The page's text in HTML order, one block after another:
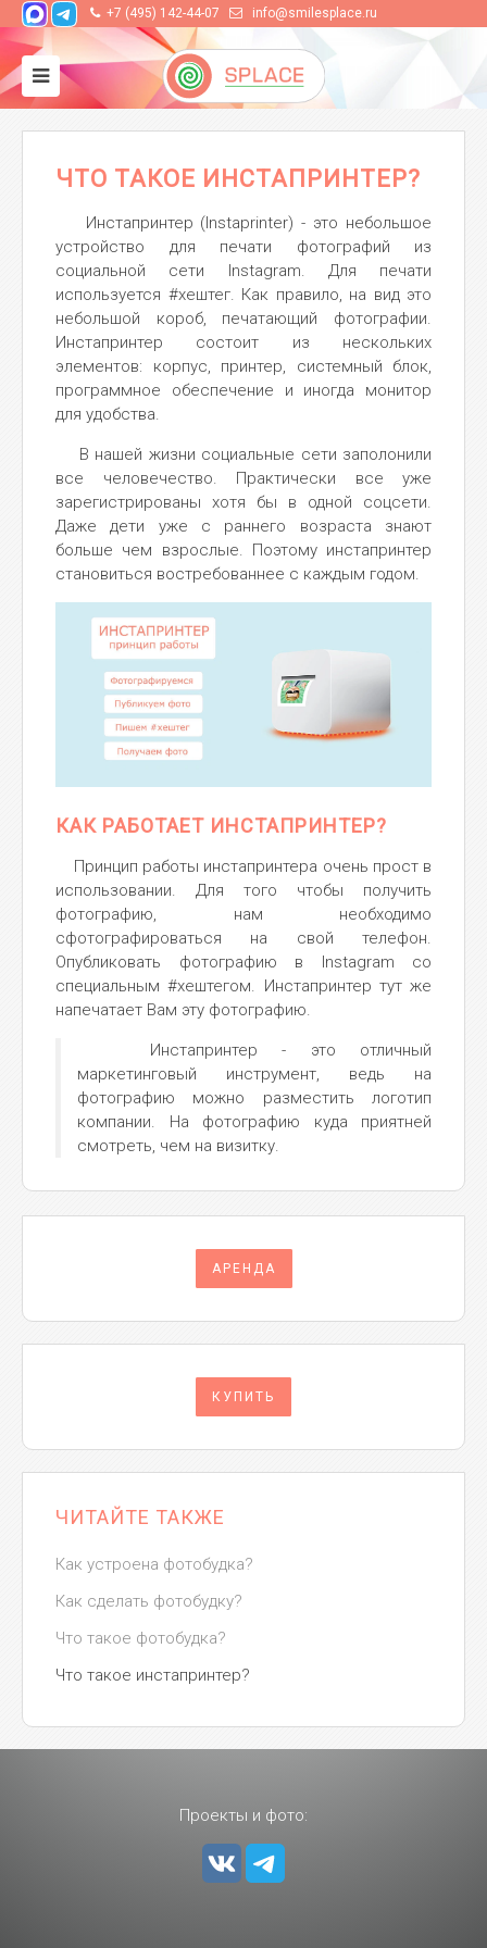
+7 (495) 142-44-07 info@smilesplace.ru
ЧТО ТАКОЕ ИНСТАПРИНТЕР?
Инстапринтер (Instaprinter) - это небольшое
устройство для печати фотографий из
социальной сети Instagram. Для печати
используется #хештег. Как правило, на вид это
небольшой короб, печатающий фотографии.
Инстапринтер состоит из нескольких
элементов: корпус, принтер, системный блок,
программное обеспечение и иногда монитор
для удобства.
В нашей жизни социальные сети заполонили
все человечество. Практически все уже
зарегистрированы хотя бы в одной соцсети.
Даже дети уже с раннего возраста знают
больше чем взрослые. Поэтому инстапринтер
становиться востребованнее с каждым годом.
КАК РАБОТАЕТ ИНСТАПРИНТЕР?
Принцип работы инстапринтера очень прост в
использовании. Для того чтобы получить
фотографию, нам необходимо
сфотографироваться на свой телефон.
Опубликовать фотографию в Instagram со
специальным #хештегом. Инстапринтер тут же
напечатает Вам эту фотографию.
Инстапринтер - это отличный
маркетинговый инструмент, ведь на
фотографию можно разместить логотип
компании. На фотографию куда приятней
смотреть, чем на визитку.
АРЕНДА
КУПИТЬ
ЧИТАЙТЕ ТАКЖЕ
Как устроена фотобудка?
Как сделать фотобудку?
Что такое фотобудка?
Что такое инстапринтер?
Проекты и фото: